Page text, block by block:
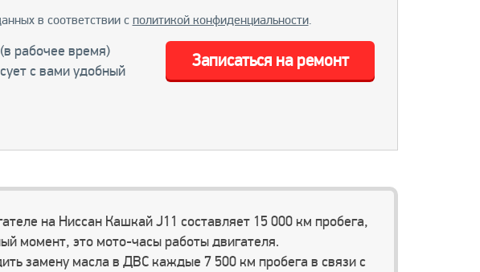
в соответствии с политикой конфиденциальности.
рабочее время)
с вами удобный
Записаться на ремонт
на Ниссан Кашкай J11 составляет 15 000 км пробега,
момент, это мото-часы работы двигателя.
замену масла в ДВС каждые 7 500 км пробега в связи с